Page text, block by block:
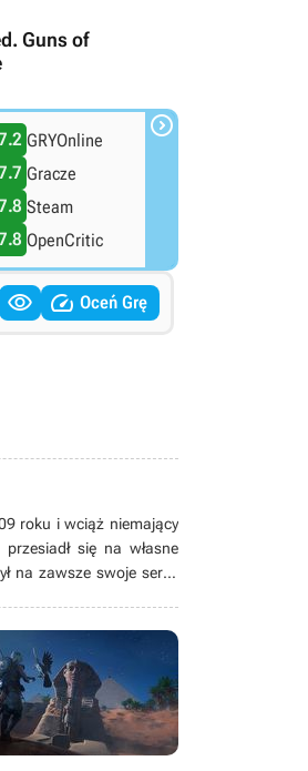
Guns of
GRYOnline
Gracze
Steam
OpenCritic

  Oceń Grę
roku i wciąż niemający
się na własne
na zawsze swoje serce